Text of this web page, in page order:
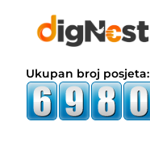
Ukupan broj posjeta: